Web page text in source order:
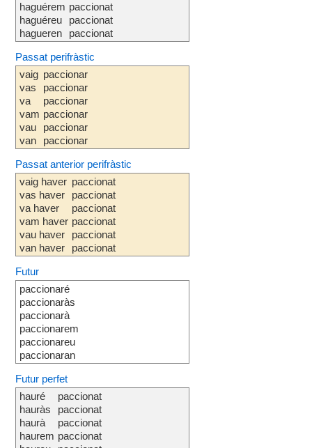
haguérem
haguéreu
hagueren
paccionat
paccionat
paccionat
Passat perifràstic
vaig
vas
va
vam
vau
van
paccionar
paccionar
paccionar
paccionar
paccionar
paccionar
Passat anterior perifràstic
vaig haver
vas haver
va haver
vam haver
vau haver
van haver
paccionat
paccionat
paccionat
paccionat
paccionat
paccionat
Futur
paccionaré
paccionaràs
paccionarà
paccionarem
paccionareu
paccionaran
Futur perfet
hauré
hauràs
haurà
haurem
paccionat
paccionat
paccionat
paccionat